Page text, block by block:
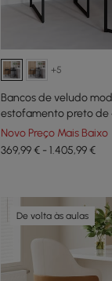
+5
Bancos de veludo
estofamento preto de
Novo Preço Mais Baixo
369,99 € - 1.405,99 €
De volta às aulas